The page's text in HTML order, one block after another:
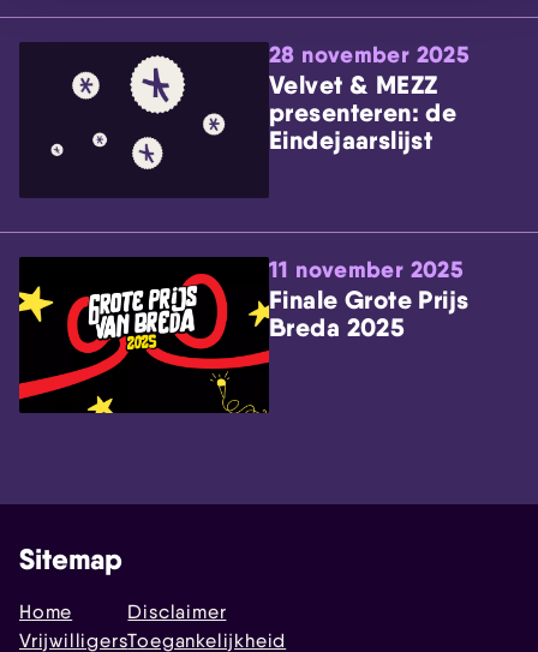
28 november 2025
Velvet & MEZZ
presenteren: de
Eindejaarslijst
11 november 2025
Finale Grote Prijs
Breda 2025
Sitemap
Home
Vrijwilligers
Disclaimer
Toegankelijkheid